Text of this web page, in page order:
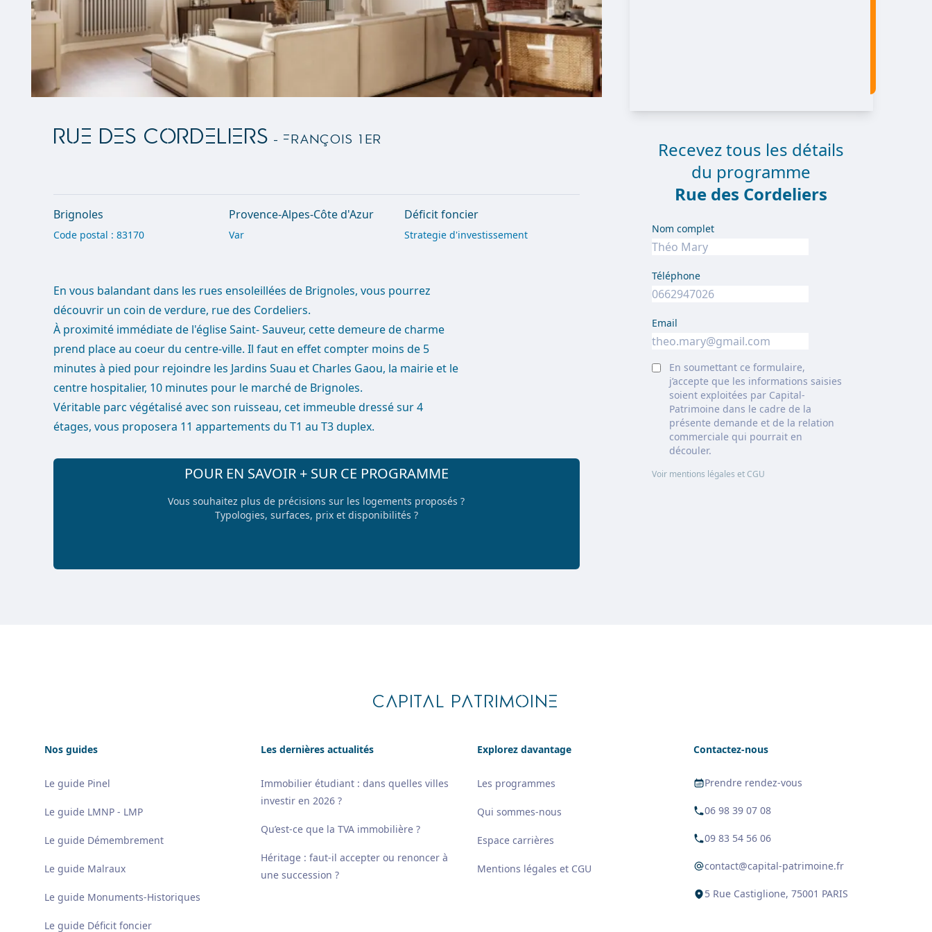
RUE DES CORDELIERS - François 1er
Brignoles
Code postal : 83170
Provence-Alpes-Côte d'Azur
Var
Déficit foncier
Strategie d'investissement
En vous balandant dans les rues ensoleillées de Brignoles, vous pourrez
découvrir un coin de verdure, rue des Cordeliers.
À proximité immédiate de l'église Saint- Sauveur, cette demeure de charme
prend place au coeur du centre-ville. Il faut en effet compter moins de 5
minutes à pied pour rejoindre les Jardins Suau et Charles Gaou, la mairie et le
centre hospitalier, 10 minutes pour le marché de Brignoles.
Véritable parc végétalisé avec son ruisseau, cet immeuble dressé sur 4
étages, vous proposera 11 appartements du T1 au T3 duplex.
POUR EN SAVOIR + SUR CE PROGRAMME
Vous souhaitez plus de précisions sur les logements proposés ?
Typologies, surfaces, prix et disponibilités ?
Recevez tous les détails
du programme
Rue des Cordeliers
Nom complet
Téléphone
Email
En soumettant ce formulaire,
j’accepte que les informations saisies
soient exploitées par Capital-
Patrimoine dans le cadre de la
présente demande et de la relation
commerciale qui pourrait en
découler.
Voir mentions légales et CGU
CAPITAL PATRIMOINE
Nos guides
Le guide Pinel
Le guide LMNP - LMP
Le guide Démembrement
Le guide Malraux
Le guide Monuments-Historiques
Le guide Déficit foncier
Les dernières actualités
Immobilier étudiant : dans quelles villes
investir en 2026 ?
Qu’est-ce que la TVA immobilière ?
Héritage : faut-il accepter ou renoncer à
une succession ?
Explorez davantage
Les programmes
Qui sommes-nous
Espace carrières
Mentions légales et CGU
Contactez-nous
Prendre rendez-vous
06 98 39 07 08
09 83 54 56 06
contact@capital-patrimoine.fr
5 Rue Castiglione, 75001 PARIS